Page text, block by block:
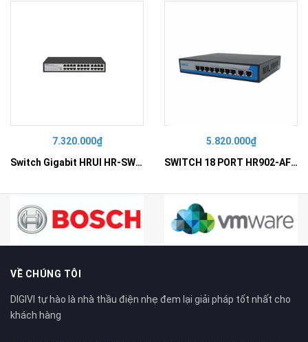
7.320.000₫
Switch Gigabit HRUI HR-SWG10240D
5.820.000₫
SWITCH 18 PORT HR902-AF162G-300 – Switch PoE 16 Cổng
VỀ CHÚNG TÔI
DIGIVI tự hào là nhà thầu điện nhẹ đem lại giải pháp tốt nhất cho
khách hàng